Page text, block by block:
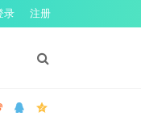
录 注册